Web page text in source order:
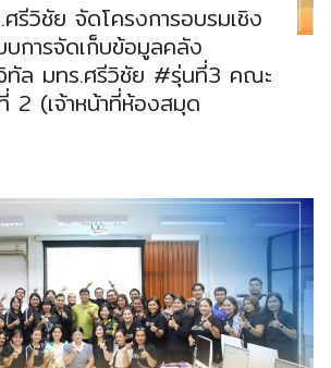
รีวิชัย จัดโครงการอบรมเชิง
บการจัดเก็บข้อมูลคลัง
ทัล มทร.ศรีวิชัย #รุ่นที่3 คณะ
2 (เจ้าหน้าที่ห้องสมุด